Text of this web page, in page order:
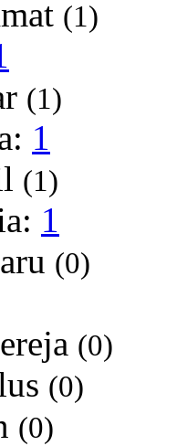
(1)
(1)
1
(1)
1
(0)
(0)
(0)
(0)